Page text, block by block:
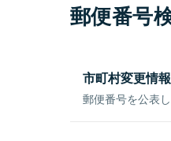
郵便番号
市町村変更情報
郵便番号を公表